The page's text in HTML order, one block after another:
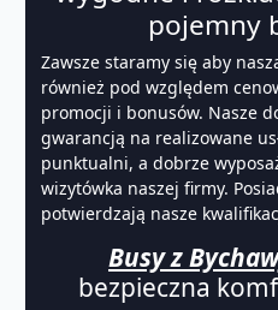
pojemny
Zawsze staramy się aby
również pod względem
promocji i bonusów. Nasze
gwarancją na realizowane
punktualni, a dobrze
wizytówka naszej firmy.
potwierdzają nasze
Busy z
bezpieczna